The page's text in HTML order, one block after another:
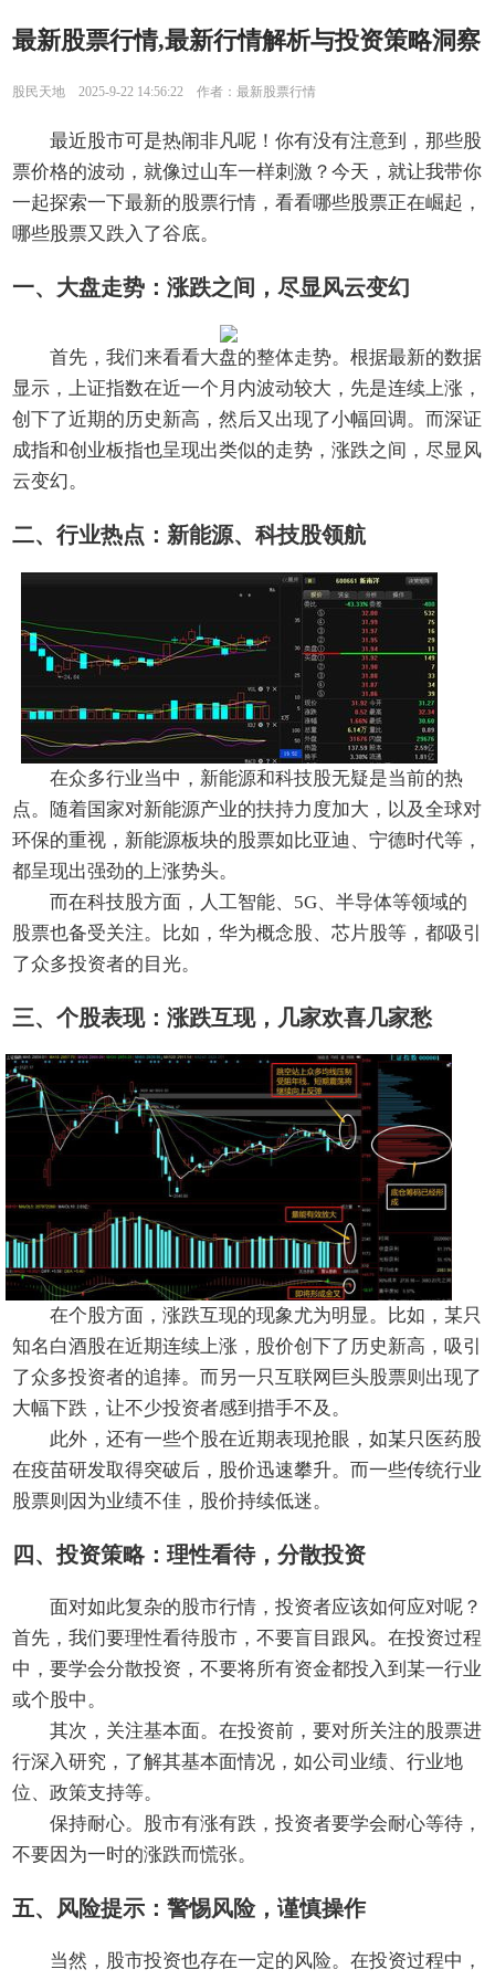
最新股票行情,最新行情解析与投资策略洞察
股民天地 2025-9-22 14:56:22 作者：最新股票行情
最近股市可是热闹非凡呢！你有没有注意到，那些股
票价格的波动，就像过山车一样刺激？今天，就让我带你
一起探索一下最新的股票行情，看看哪些股票正在崛起，
哪些股票又跌入了谷底。
一、大盘走势：涨跌之间，尽显风云变幻
首先，我们来看看大盘的整体走势。根据最新的数据
显示，上证指数在近一个月内波动较大，先是连续上涨，
创下了近期的历史新高，然后又出现了小幅回调。而深证
成指和创业板指也呈现出类似的走势，涨跌之间，尽显风
云变幻。
二、行业热点：新能源、科技股领航
在众多行业当中，新能源和科技股无疑是当前的热
点。随着国家对新能源产业的扶持力度加大，以及全球对
环保的重视，新能源板块的股票如比亚迪、宁德时代等，
都呈现出强劲的上涨势头。
而在科技股方面，人工智能、5G、半导体等领域的
股票也备受关注。比如，华为概念股、芯片股等，都吸引
了众多投资者的目光。
三、个股表现：涨跌互现，几家欢喜几家愁
在个股方面，涨跌互现的现象尤为明显。比如，某只
知名白酒股在近期连续上涨，股价创下了历史新高，吸引
了众多投资者的追捧。而另一只互联网巨头股票则出现了
大幅下跌，让不少投资者感到措手不及。
此外，还有一些个股在近期表现抢眼，如某只医药股
在疫苗研发取得突破后，股价迅速攀升。而一些传统行业
股票则因为业绩不佳，股价持续低迷。
四、投资策略：理性看待，分散投资
面对如此复杂的股市行情，投资者应该如何应对呢？
首先，我们要理性看待股市，不要盲目跟风。在投资过程
中，要学会分散投资，不要将所有资金都投入到某一行业
或个股中。
其次，关注基本面。在投资前，要对所关注的股票进
行深入研究，了解其基本面情况，如公司业绩、行业地
位、政策支持等。
保持耐心。股市有涨有跌，投资者要学会耐心等待，
不要因为一时的涨跌而慌张。
五、风险提示：警惕风险，谨慎操作
当然，股市投资也存在一定的风险。在投资过程中，